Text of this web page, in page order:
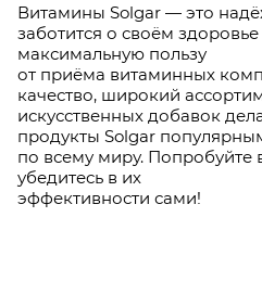
Витамины Solgar — это
заботится о своём
максимальную пользу
от приёма витаминных
качество, широкий
искусственных добавок
продукты Solgar
по всему миру. Попробуйте
убедитесь в их
эффективности сами!